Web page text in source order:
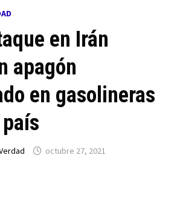
en Irán
apagón
en gasolineras
octubre 27, 2021